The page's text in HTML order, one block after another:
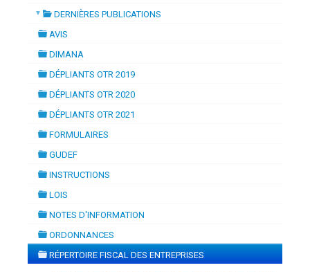
mardi, 14 juillet 2026 10:30 juillet 2026 17:30
▼ DERNIÈRES PUBLICATIONS
AVIS
DIMANA
DÉPLIANTS OTR 2019
DÉPLIANTS OTR 2020
DÉPLIANTS OTR 2021
FORMULAIRES
GUDEF
INSTRUCTIONS
LOIS
NOTES D'INFORMATION
folder
ORDONNANCES
folder
RÉPERTOIRE FISCAL DES ENTREPRISES